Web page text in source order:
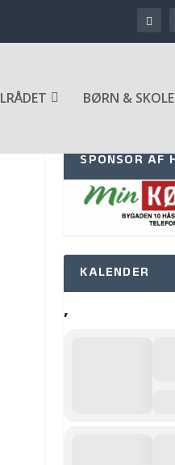
BØRN & SKOLE
SPONSOR AF
KALENDER
,